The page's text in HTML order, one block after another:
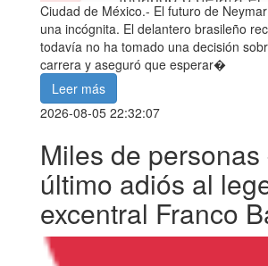
Ciudad de México.- El futuro de
una incógnita. El delantero brasileño
todavía no ha tomado una decisión
carrera y aseguró que esperar�
Leer más
2026-08-05 22:32:07
Miles de personas
último adiós al
excentral Franco